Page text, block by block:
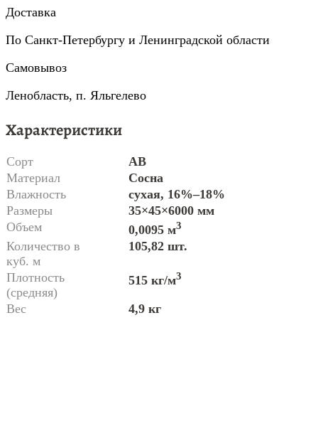
Доставка
По Санкт-Петербургу и Ленинградской области
Самовывоз
Ленобласть, п. Яльгелево
Характеристики
Сорт
AB
Материал
Сосна
Влажность
сухая, 16%–18%
Размеры
35×45×6000 мм
Объем
0,0095 м3
Количество в
куб. м
105,82 шт.
Плотность
(средняя)
515 кг/м3
Вес 4,9 кг